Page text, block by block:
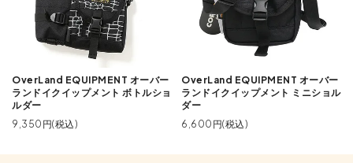
OverLand EQUIPMENT オーバー
ランドイクイップメント ボトルショ
ルダー
9,350円(税込)
OverLand EQUIPMENT オーバー
ランドイクイップメント ミニショル
ダー
6,600円(税込)